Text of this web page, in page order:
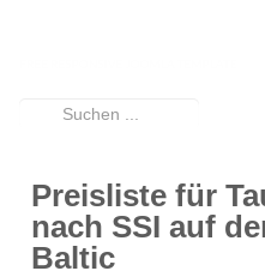
Ausstattung der Tauchbasis
Füllstation für Pressluft,
Suchen
Preisliste für
nach SSI auf
Baltic